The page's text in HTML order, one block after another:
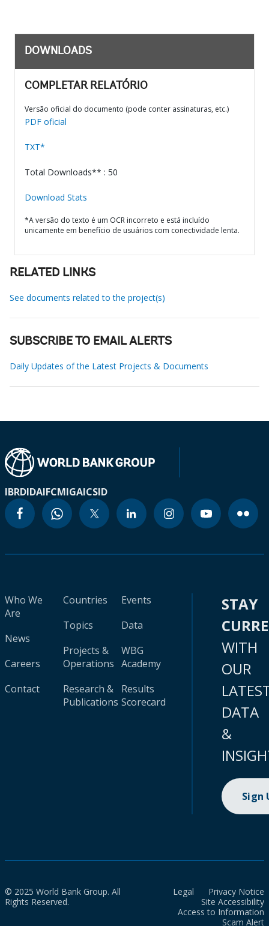
DOWNLOADS
COMPLETAR RELATÓRIO
Versão oficial do documento (pode conter assinaturas, etc.)
PDF oficial
TXT*
Total Downloads** : 50
Download Stats
*A versão do texto é um OCR incorreto e está incluído
unicamente em benefício de usuários com conectividade lenta.
RELATED LINKS
See documents related to the project(s)
SUBSCRIBE TO EMAIL ALERTS
Daily Updates of the Latest Projects & Documents
IBRDIDAIFCMIGAICSID
Who We
Are
News
Careers
Contact
Countries
Topics
Projects &
Operations
Research &
Publications
Events
Data
WBG
Academy
Results
Scorecard
STAY
WITH
OUR
DATA
&
Sign
© 2025 World Bank Group. All
Rights Reserved.
Legal
Privacy Notice
Site Accessibility
Access to Information
Scam Alert